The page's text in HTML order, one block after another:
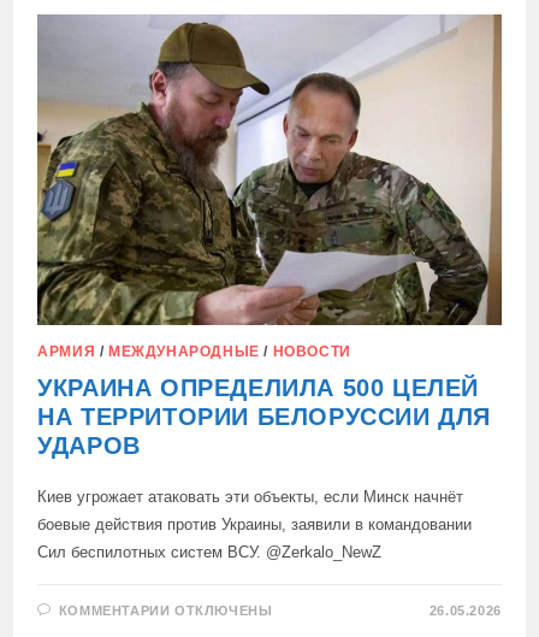
СТАРОБЕЛЬСКЕ
—
ЭТО
МЕСТЬ
ЗЕЛЕНСКОГО
ЖИТЕЛЯМ
ЛНР
АРМИЯ /МЕЖДУНАРОДНЫЕ / НОВОСТИ
УКРАИНА ОПРЕДЕЛИЛА 500 ЦЕЛЕЙ
НА ТЕРРИТОРИИ БЕЛОРУССИИ ДЛЯ
УДАРОВ
Киев угрожает атаковать эти объекты, если Минск начнёт
боевые действия против Украины, заявили в командовании
Сил беспилотных систем ВСУ. @Zerkalo_NewZ
КОММЕНТАРИИ К
ОТКЛЮЧЕНЫ 26.05.2026